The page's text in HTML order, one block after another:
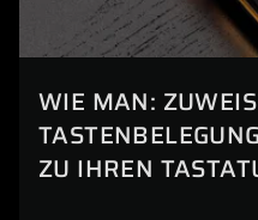
WIE MAN:
ZU IHREN